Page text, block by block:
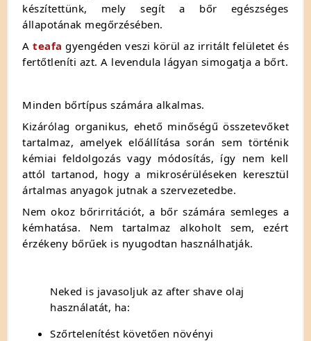
készítettünk, mely segít a bőr egészséges
állapotának megőrzésében.
A teafa gyengéden veszi körül az irritált felületet és
fertőtleníti azt. A levendula lágyan simogatja a bőrt.
Minden bőrtípus számára alkalmas.
Kizárólag organikus, ehető minőségű összetevőket
tartalmaz, amelyek előállítása során sem történik
kémiai feldolgozás vagy módosítás, így nem kell
attól tartanod, hogy a mikrosérüléseken keresztül
ártalmas anyagok jutnak a szervezetedbe.
Nem okoz bőrirritációt, a bőr számára semleges a
kémhatása. Nem tartalmaz alkoholt sem, ezért
érzékeny bőrűek is nyugodtan használhatják.
Neked is javasoljuk az after shave olaj
használatát, ha:
Szőrtelenítést követően növényi